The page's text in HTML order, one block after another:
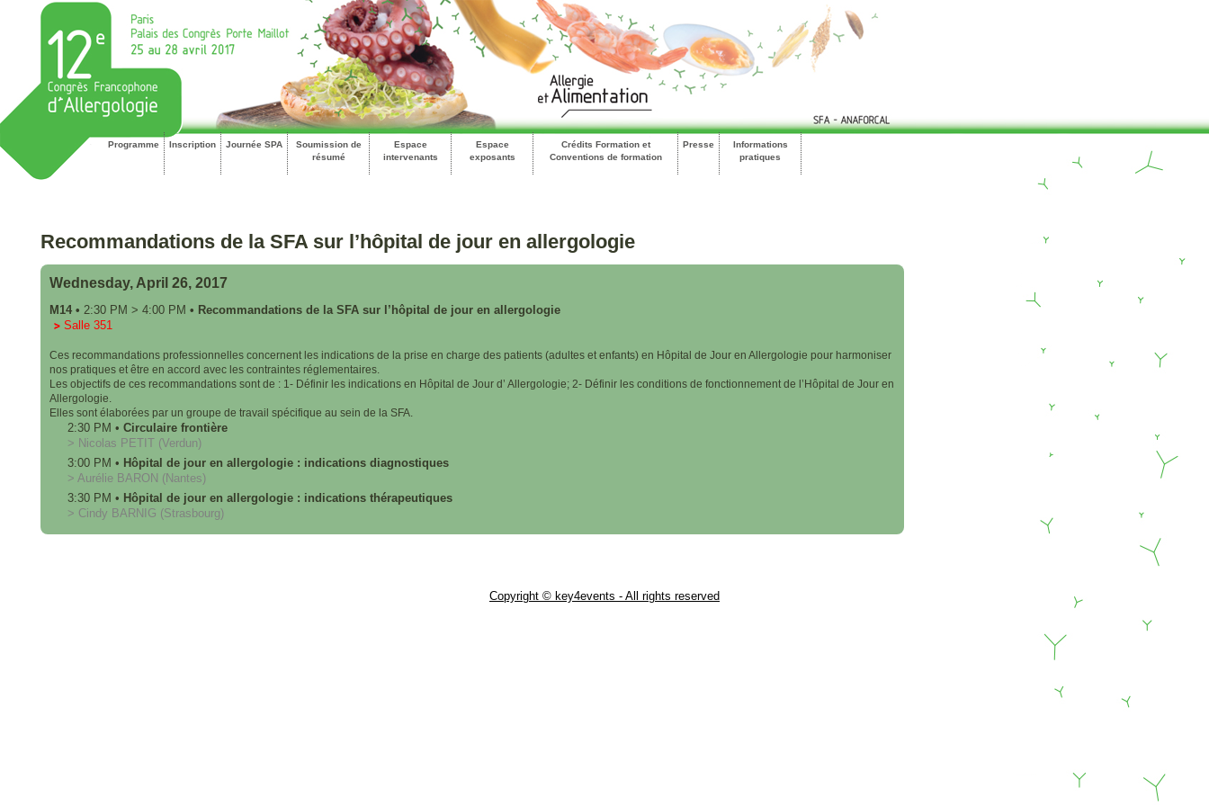
Programme Inscription Journée SPA
Soumission de
résumé
Espace
intervenants
Espace
exposants
Crédits Formation et
Conventions de formation
Presse
Informations
pratiques
Recommandations de la SFA sur l’hôpital de jour en allergologie
Wednesday, April 26, 2017
M14 • 2:30 PM > 4:00 PM • Recommandations de la SFA sur l’hôpital de jour en allergologie
Salle 351
Ces recommandations professionnelles concernent les indications de la prise en charge des patients (adultes et enfants) en Hôpital de Jour en Allergologie pour harmoniser
nos pratiques et être en accord avec les contraintes réglementaires.
Les objectifs de ces recommandations sont de : 1- Définir les indications en Hôpital de Jour d’ Allergologie; 2- Définir les conditions de fonctionnement de l’Hôpital de Jour en
Allergologie.
Elles sont élaborées par un groupe de travail spécifique au sein de la SFA.
2:30 PM • Circulaire frontière
> Nicolas PETIT (Verdun)
3:00 PM • Hôpital de jour en allergologie : indications diagnostiques
> Aurélie BARON (Nantes)
3:30 PM • Hôpital de jour en allergologie : indications thérapeutiques
> Cindy BARNIG (Strasbourg)
Copyright © key4events - All rights reserved